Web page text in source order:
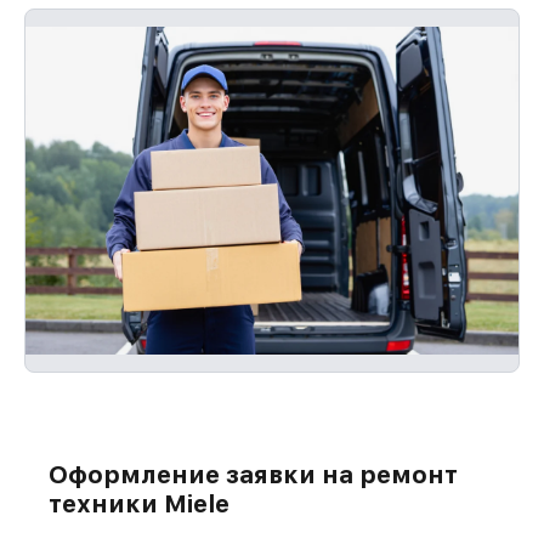
Оформление заявки на ремонт
техники Miele